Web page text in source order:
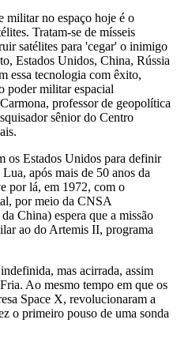
militar no espaço hoje é o
Tratam-se de mísseis
satélites para 'cegar' o inimigo
Estados Unidos, China, Rússia
essa tecnologia com êxito,
poder militar espacial
professor de geopolítica
sênior do Centro
os Estados Unidos para definir
após mais de 50 anos da
por lá, em 1972, com o
por meio da CNSA
China) espera que a missão
ao do Artemis II, programa
mas acirrada, assim
Ao mesmo tempo em que os
Space X, revolucionaram a
o primeiro pouso de uma sonda